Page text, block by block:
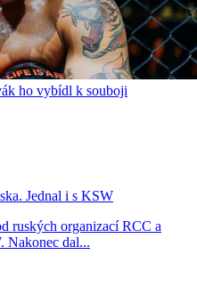
ho vybídl k souboji
Jednal i s KSW
ruských organizací RCC a
Nakonec dal...